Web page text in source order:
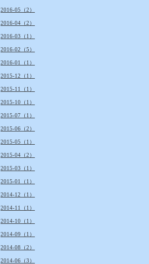
2016-05（2）
2016-04（2）
2016-03（1）
2016-02（5）
2016-01（1）
2015-12（1）
2015-11（1）
2015-10（1）
2015-07（1）
2015-06（2）
2015-05（1）
2015-04（2）
2015-03（1）
2015-01（1）
2014-12（1）
2014-11（1）
2014-10（1）
2014-09（1）
2014-08（2）
2014-06（3）